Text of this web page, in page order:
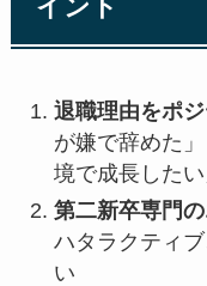
イント
退職理由をポ
が嫌で辞めた
境で成長したい
第二新卒専門
ハタラクティ
い